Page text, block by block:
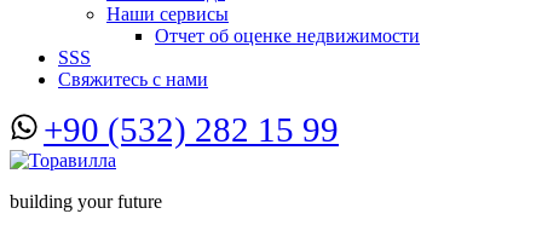
Наши сервисы
Отчет об оценке недвижимости
SSS
Свяжитесь с нами
+90 (532) 282 15 99
building your future